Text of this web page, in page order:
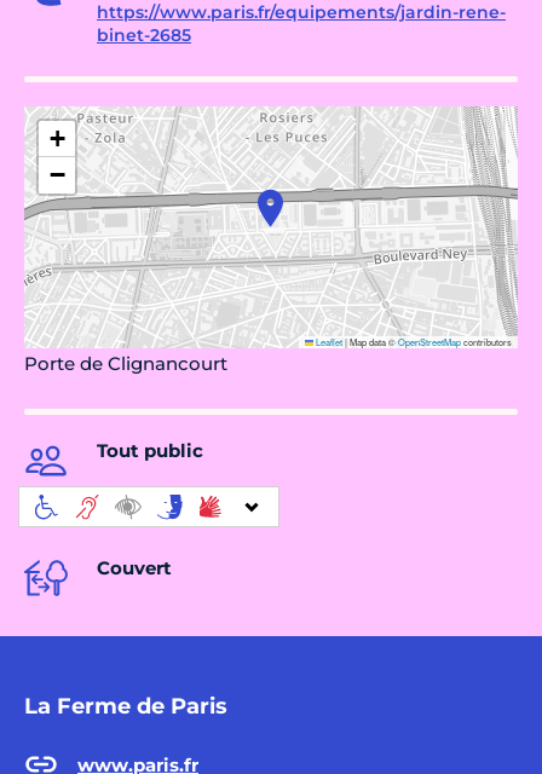
https://www.paris.fr/equipements/jardin-rene-
binet-2685
+
−
Leaflet|Map data ©OpenStreetMapcontributors
Porte de Clignancourt
Tout public
Couvert
La Ferme de Paris
www.paris.fr